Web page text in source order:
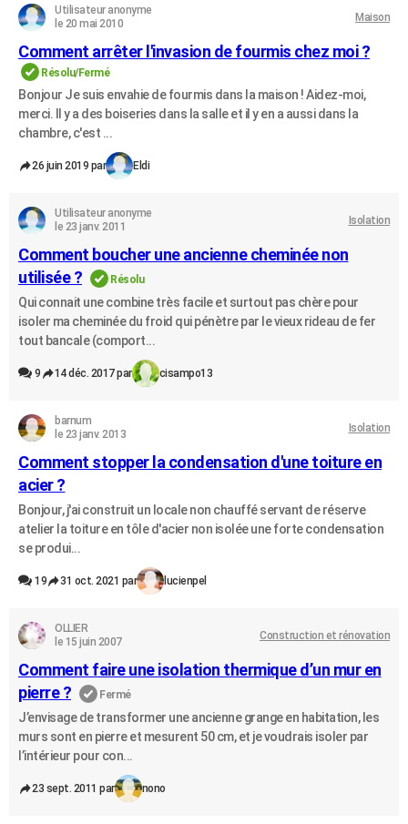
Utilisateur anonyme
le 20 mai 2010
Maison
Comment arrêter l'invasion de fourmis chez moi ?
Résolu/Fermé
Bonjour Je suis envahie de fourmis dans la maison ! Aidez-moi,
merci. Il y a des boiseries dans la salle et il y en a aussi dans la
chambre, c'est ...
26 juin 2019 par Eldi
Utilisateur anonyme
le 23 janv. 2011
Isolation
Comment boucher une ancienne cheminée non
utilisée ?
Résolu
Qui connait une combine très facile et surtout pas chère pour
isoler ma cheminée du froid qui pénètre par le vieux rideau de fer
tout bancale (comport...
9 14 déc. 2017 par cisampo13
barnum
le 23 janv. 2013
Isolation
Comment stopper la condensation d'une toiture en
acier ?
Bonjour, j'ai construit un locale non chauffé servant de réserve
atelier la toiture en tôle d'acier non isolée une forte condensation
se produi...
19 31 oct. 2021 par lucienpel
OLLIER
le 15 juin 2007
Construction et rénovation
Comment faire une isolation thermique d’un mur en
pierre ?
Fermé
J’envisage de transformer une ancienne grange en habitation, les
murs sont en pierre et mesurent 50 cm, et je voudrais isoler par
l’intérieur pour con...
23 sept. 2011 par nono